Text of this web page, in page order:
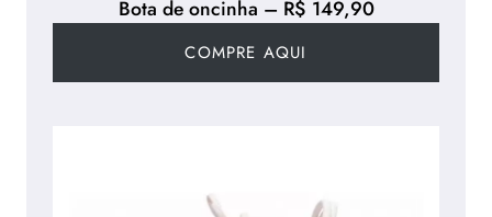
Bota de oncinha – R$ 149,90
COMPRE AQUI